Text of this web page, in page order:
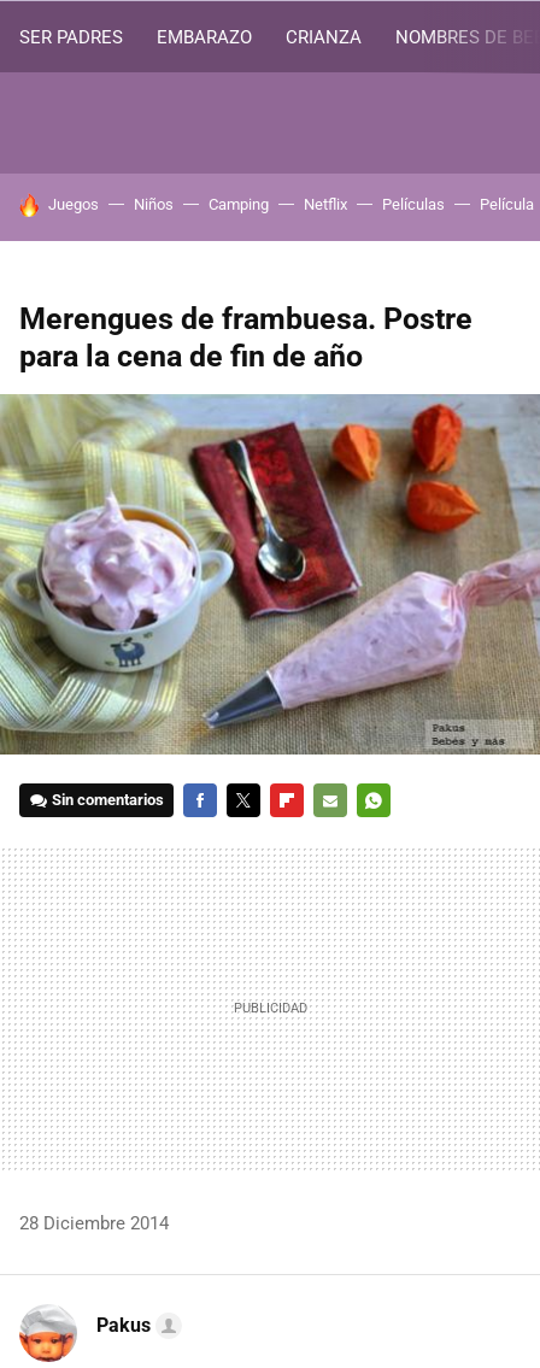
SER PADRES EMBARAZO CRIANZA NOMBRES DE
HOY SE HABLA DE
Juegos Niños Camping Netflix Películas Película
Merengues de frambuesa. Postre
para la cena de fin de año
Sin comentarios
MAIL
28 Diciembre 2014
Pakus